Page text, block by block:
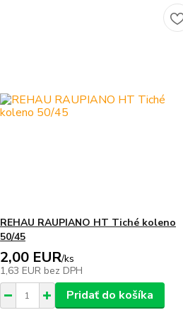
REHAU RAUPIANO HT Tiché koleno
50/45
2,00 EUR/ks
1,63 EUR bez DPH
Pridať do košíka